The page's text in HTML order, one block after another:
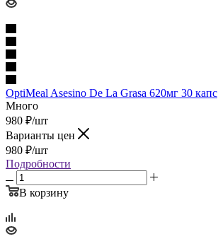
OptiMeal Asesino De La Grasa 620мг 30 капс
Много
980 ₽/шт
Варианты цен
980 ₽/шт
Подробности
В корзину